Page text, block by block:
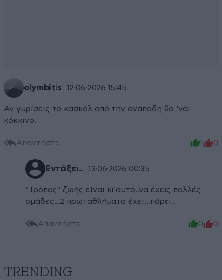
olymbitis 12·06·2026 15:45
Αν γυρίσεις το κασκόλ από την ανάποδη θα ‘ναι
κόκκινο.
Απαντήστε 1 0
Εντάξει.. 13·06·2026 00:35
"Τρόπος" ζωής είναι κι'αυτό..να έχεις πολλές
ομάδες...2 πρωταθλήματα έχει...πάρει..
Απαντήστε 0 0
TRENDING